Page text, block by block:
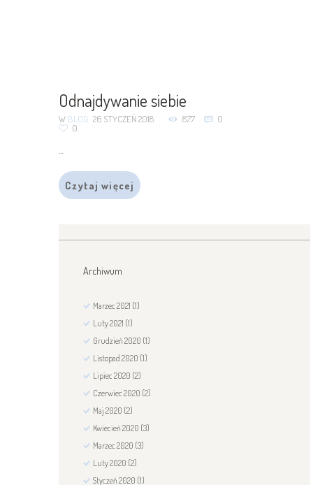
Odnajdywanie siebie
W BLOG 26 STYCZEŃ 2018 877
0
0
Czytaj więcej
Archiwum
Marzec2021 (1)
Luty2021 (1)
Grudzień2020 (1)
Listopad2020 (1)
Lipiec2020 (2)
Czerwiec2020 (2)
Maj2020 (2)
Kwiecień2020 (3)
Marzec2020 (3)
Luty2020 (2)
Styczeń2020 (1)